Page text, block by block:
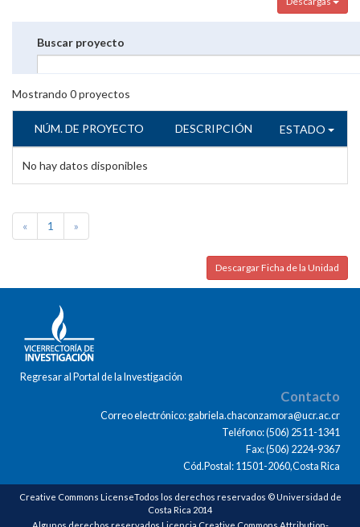
Buscar proyecto
Mostrando 0proyectos
NÚM. DE PROYECTO DESCRIPCIÓN ESTADO
No hay datos disponibles
« 1 »
Descargar Ficha de la Unidad
Regresar al Portal de la Investigación
Contacto
Correo electrónico: gabriela.chaconzamora@ucr.ac.cr
Teléfono: (506) 2511-1341
Fax: (506) 2224-9367
Cód.Postal: 11501-2060,Costa Rica
Creative Commons LicenseTodos los derechos reservados © Universidad de
Costa Rica 2014